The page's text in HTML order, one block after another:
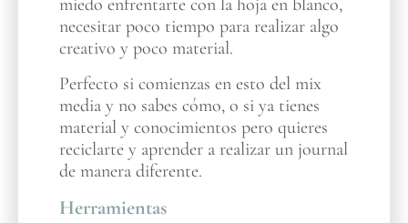
miedo enfrentarte con la hoja en blanco,
necesitar poco tiempo para realizar algo
creativo y poco material.
Perfecto si comienzas en esto del mix
media y no sabes cómo, o si ya tienes
material y conocimientos pero quieres
reciclarte y aprender a realizar un journal
de manera diferente.
Herramientas